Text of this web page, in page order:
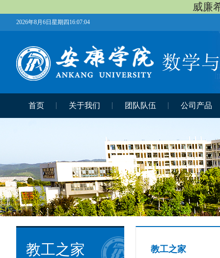
威廉
2026年8月6日星期四16:07:04
首页 关于我们 团队队伍 公司产品
教工之家 教工之家